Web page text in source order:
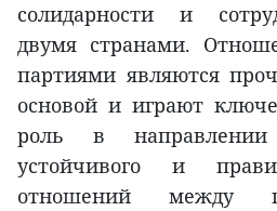
солидарности и
двумя странами.
партиями являются
основой и играют
роль в
устойчивого и
отношений между